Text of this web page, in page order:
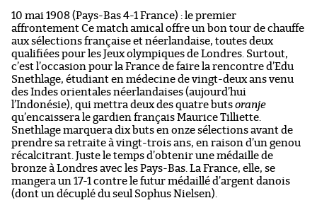
10 mai 1908 (Pays-Bas 4-1 France) : le premier
affrontement Ce match amical offre un bon tour de chauffe
aux sélections française et néerlandaise, toutes deux
qualifiées pour les Jeux olympiques de Londres. Surtout,
c’est l’occasion pour la France de faire la rencontre d’Edu
Snethlage, étudiant en médecine de vingt-deux ans venu
des Indes orientales néerlandaises (aujourd’hui
l’Indonésie), qui mettra deux des quatre buts oranje
qu’encaissera le gardien français Maurice Tilliette.
Snethlage marquera dix buts en onze sélections avant de
prendre sa retraite à vingt-trois ans, en raison d’un genou
récalcitrant. Juste le temps d’obtenir une médaille de
bronze à Londres avec les Pays-Bas. La France, elle, se
mangera un 17-1 contre le futur médaillé d’argent danois
(dont un décuplé du seul Sophus Nielsen).